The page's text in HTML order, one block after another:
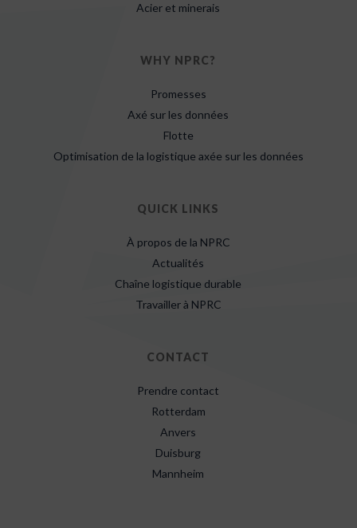
Acier et minerais
WHY NPRC?
Promesses
Axé sur les données
Flotte
Optimisation de la logistique axée sur les données
QUICK LINKS
À propos de la NPRC
Actualités
Chaîne logistique durable
Travailler à NPRC
CONTACT
Prendre contact
Rotterdam
Anvers
Duisburg
Mannheim